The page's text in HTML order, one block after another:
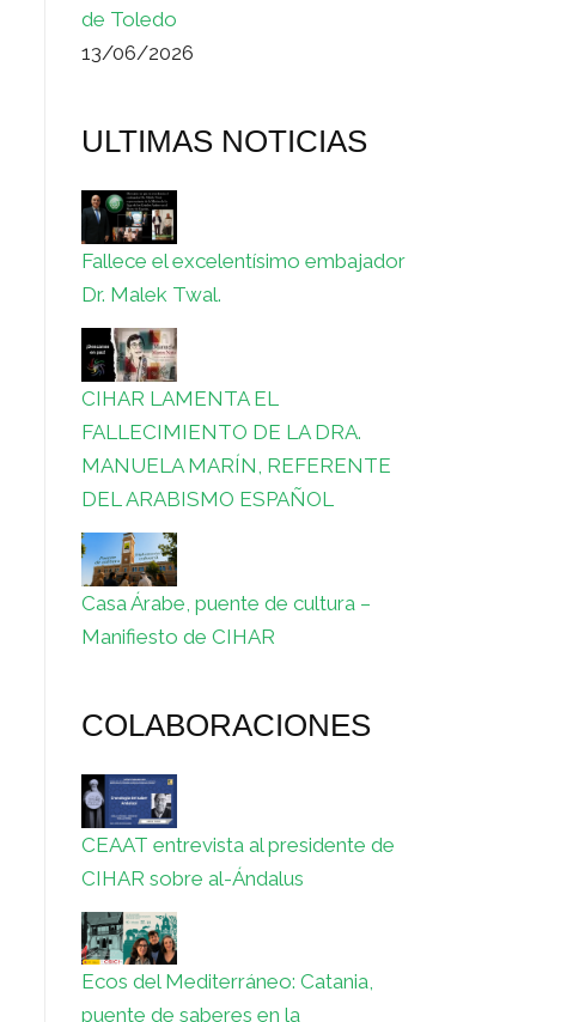
de Toledo
13/06/2026
ULTIMAS NOTICIAS
Fallece el excelentísimo embajador
Dr. Malek Twal.
CIHAR LAMENTA EL
FALLECIMIENTO DE LA DRA.
MANUELA MARÍN, REFERENTE
DEL ARABISMO ESPAÑOL
Casa Árabe, puente de cultura –
Manifiesto de CIHAR
COLABORACIONES
CEAAT entrevista al presidente de
CIHAR sobre al-Ándalus
Ecos del Mediterráneo: Catania,
puente de saberes en la